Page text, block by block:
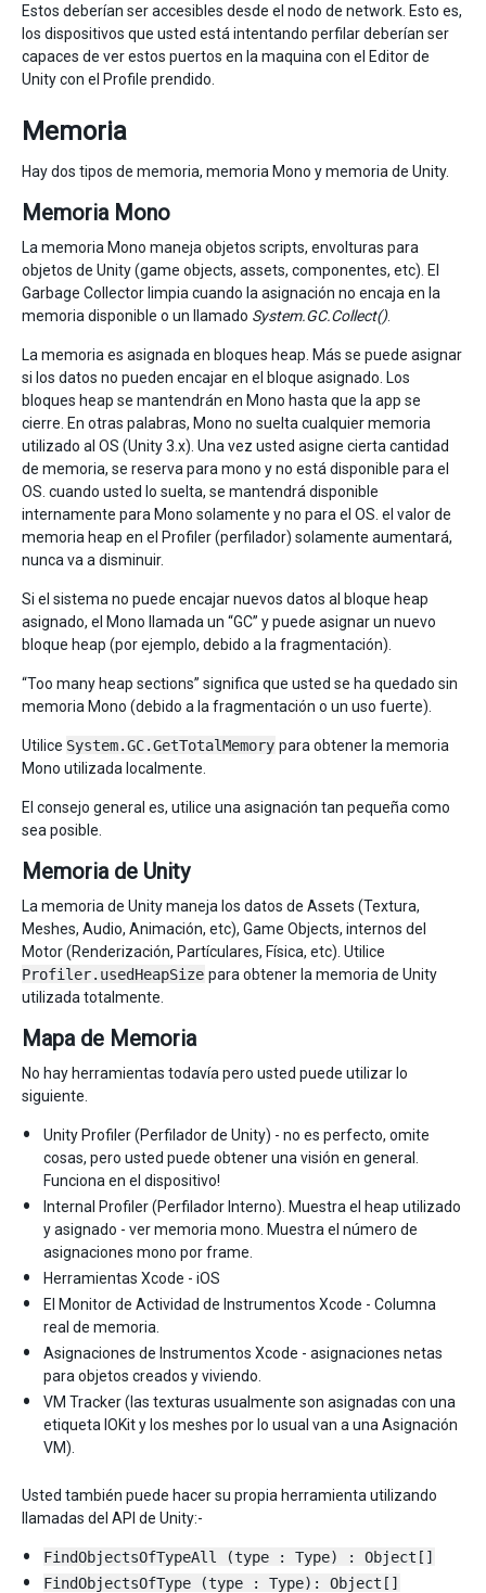
Estos deberían ser accesibles desde el nodo de network. Esto es,
los dispositivos que usted está intentando perfilar deberían ser
capaces de ver estos puertos en la maquina con el Editor de
Unity con el Profile prendido.
Memoria
Hay dos tipos de memoria, memoria Mono y memoria de Unity.
Memoria Mono
La memoria Mono maneja objetos scripts, envolturas para
objetos de Unity (game objects, assets, componentes, etc). El
Garbage Collector limpia cuando la asignación no encaja en la
memoria disponible o un llamado System.GC.Collect().
La memoria es asignada en bloques heap. Más se puede asignar
si los datos no pueden encajar en el bloque asignado. Los
bloques heap se mantendrán en Mono hasta que la app se
cierre. En otras palabras, Mono no suelta cualquier memoria
utilizado al OS (Unity 3.x). Una vez usted asigne cierta cantidad
de memoria, se reserva para mono y no está disponible para el
OS. cuando usted lo suelta, se mantendrá disponible
internamente para Mono solamente y no para el OS. el valor de
memoria heap en el Profiler (perfilador) solamente aumentará,
nunca va a disminuir.
Si el sistema no puede encajar nuevos datos al bloque heap
asignado, el Mono llamada un “GC” y puede asignar un nuevo
bloque heap (por ejemplo, debido a la fragmentación).
“Too many heap sections” significa que usted se ha quedado sin
memoria Mono (debido a la fragmentación o un uso fuerte).
Utilice System.GC.GetTotalMemory para obtener la memoria
Mono utilizada localmente.
El consejo general es, utilice una asignación tan pequeña como
sea posible.
Memoria de Unity
La memoria de Unity maneja los datos de Assets (Textura,
Meshes, Audio, Animación, etc), Game Objects, internos del
Motor (Renderización, Partículares, Física, etc). Utilice
Profiler.usedHeapSize para obtener la memoria de Unity
utilizada totalmente.
Mapa de Memoria
No hay herramientas todavía pero usted puede utilizar lo
siguiente.
Unity Profiler (Perfilador de Unity) - no es perfecto, omite
cosas, pero usted puede obtener una visión en general.
Funciona en el dispositivo!
Internal Profiler (Perfilador Interno). Muestra el heap utilizado
y asignado - ver memoria mono. Muestra el número de
asignaciones mono por frame.
Herramientas Xcode - iOS
El Monitor de Actividad de Instrumentos Xcode - Columna
real de memoria.
Asignaciones de Instrumentos Xcode - asignaciones netas
para objetos creados y viviendo.
VM Tracker (las texturas usualmente son asignadas con una
etiqueta IOKit y los meshes por lo usual van a una Asignación
VM).
Usted también puede hacer su propia herramienta utilizando
llamadas del API de Unity:-
FindObjectsOfTypeAll (type : Type) : Object[]
FindObjectsOfType (type : Type): Object[]